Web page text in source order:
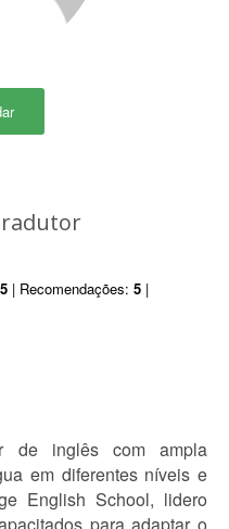
5 | Recomendações: 5 |
de inglês com ampla
em diferentes níveis e
English School, lidero